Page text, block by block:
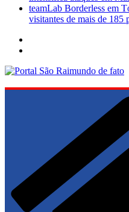
teamLab Borderless em
visitantes de mais de 185